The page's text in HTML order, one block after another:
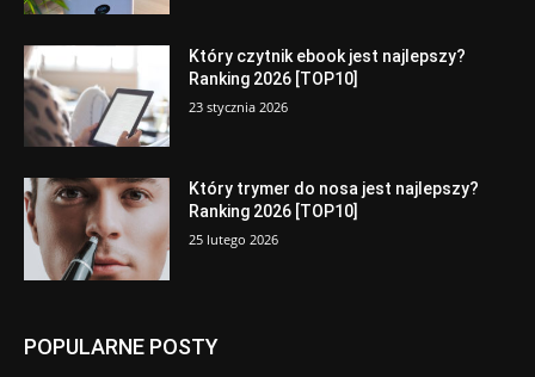
Który czytnik ebook jest najlepszy?
Ranking 2026 [TOP10]
23 stycznia 2026
Który trymer do nosa jest najlepszy?
Ranking 2026 [TOP10]
25 lutego 2026
POPULARNE POSTY